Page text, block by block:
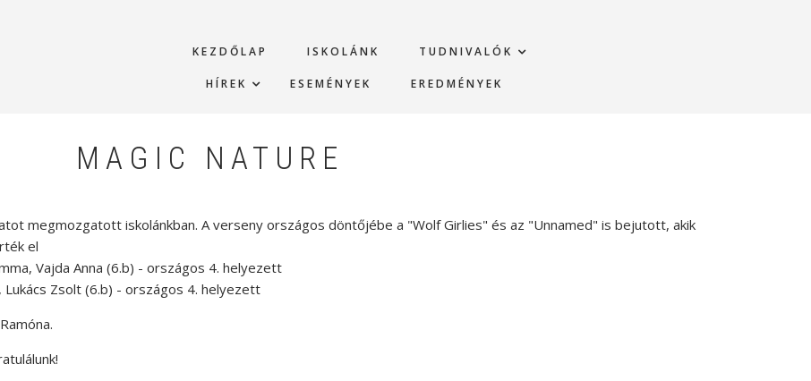
KEZDŐLAP ISKOLÁNK TUDNIVALÓK
HÍREK ESEMÉNYEK EREDMÉNYEK
MAGIC NATURE
megmozgatott iskolánkban. A verseny országos döntőjébe a "Wolf Girlies" és az "Unnamed" is bejutott, akik
el
Vajda Anna (6.b) - országos 4. helyezett
Zsolt (6.b) - országos 4. helyezett